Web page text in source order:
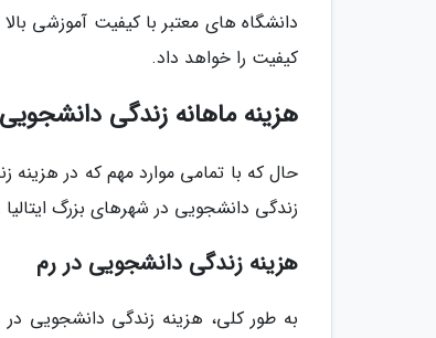
دانشگاه های معتبر با کیفیت آموزشی
کیفیت را خواهد داد.
هزینه ماهانه زندگی
حال که با تمامی موارد مهم که در هزینه
زندگی دانشجویی در شهرهای بزرگ ایتالیا
هزینه زندگی دانشجویی در رم